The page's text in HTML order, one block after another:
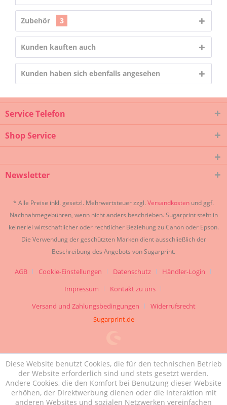
Zubehör 3
Kunden kauften auch
Kunden haben sich ebenfalls angesehen
Service Telefon
Shop Service
Newsletter
* Alle Preise inkl. gesetzl. Mehrwertsteuer zzgl. Versandkosten und ggf.
Nachnahmegebühren, wenn nicht anders beschrieben. Sugarprint steht in
keinerlei wirtschaftlicher oder rechtlicher Beziehung zu Canon oder Epson.
Die Verwendung der geschützten Marken dient ausschließlich der
Beschreibung des Angebots von Sugarprint.
AGB Cookie-Einstellungen Datenschutz
Händler-Login
Impressum
Kontakt zu uns
Versand und Zahlungsbedingungen
Widerrufsrecht
Sugarprint.de
Diese Website benutzt Cookies, die für den technischen Betrieb
der Website erforderlich sind und stets gesetzt werden.
Andere Cookies, die den Komfort bei Benutzung dieser Website
erhöhen, der Direktwerbung dienen oder die Interaktion mit
anderen Websites und sozialen Netzwerken vereinfachen